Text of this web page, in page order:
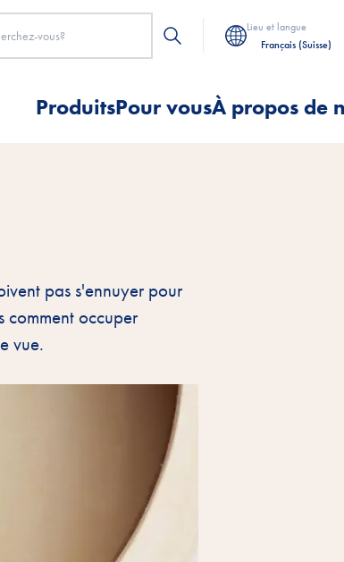
Lieu et langue
Français (Suisse)
ProduitsPour vousÀ propos de
pas s'ennuyer pour
comment occuper
vue.